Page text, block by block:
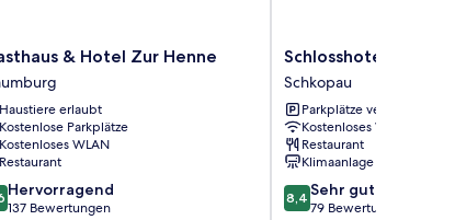
& Hotel Zur Henne
Haustiere erlaubt
Kostenlose Parkplätze
Kostenloses WLAN
Restaurant
Hervorragend
137 Bewertungen
Schlosshotel
Schkopau
Schkopau
Schlosshotel
Schkopau
Parkplätze verfügbar
Kostenloses WLAN
Restaurant
Klimaanlage
8.4
von
8,4 Sehr gut
79 Bewertungen